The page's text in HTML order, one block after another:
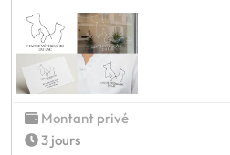
Montant privé
3 jours